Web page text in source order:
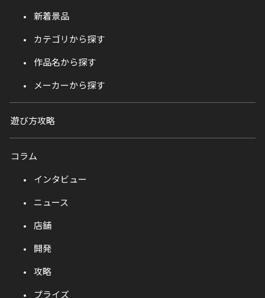
新着景品
カテゴリから探す
作品名から探す
メーカーから探す
遊び方攻略
コラム
インタビュー
ニュース
店舗
開発
攻略
プライズ